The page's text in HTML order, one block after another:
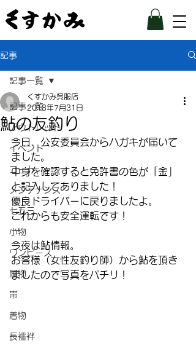
記事
記事一覧
アウトレット
イベント
コート
メンテナンス
七五三
小物
ワンピース
履物
帯
着物
長襦袢
記事一覧
鮎の友釣り
くすかみ呉服店
2018年7月31日
今日、公安委員会からハガキが届いて
ました。
中身を確認すると免許書の色が「金」
と記入してありました！
優良ドライバーに戻りましたよ。
これからも安全運転です！
ー
今夜は鮎情報。
お客様（女性友釣り師）から鮎を頂き
ましたので写真をパチリ！